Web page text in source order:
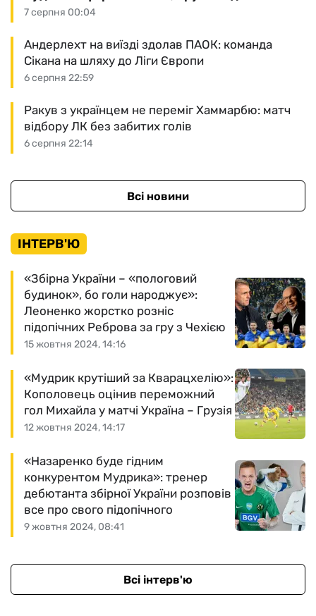
7 серпня 00:04
6 серпня 22:59
Андерлехт на виїзді здолав ПАОК: команда
Сікана на шляху до Ліги Європи
6 серпня 22:14
Ракув з українцем не переміг Хаммарбю: матч
відбору ЛК без забитих голів
Всі новини
ІНТЕРВ'Ю
15 жовтня 2024, 14:16
«Збірна України – «пологовий
будинок», бо голи народжує»:
Леоненко жорстко розніс
підопічних Реброва за гру з Чехією
12 жовтня 2024, 14:17
«Мудрик крутіший за Кварацхелію»:
Кополовець оцінив переможний
гол Михайла у матчі Україна – Грузія
9 жовтня 2024, 08:41
«Назаренко буде гідним
конкурентом Мудрика»: тренер
дебютанта збірної України розповів
все про свого підопічного
Всі інтерв'ю